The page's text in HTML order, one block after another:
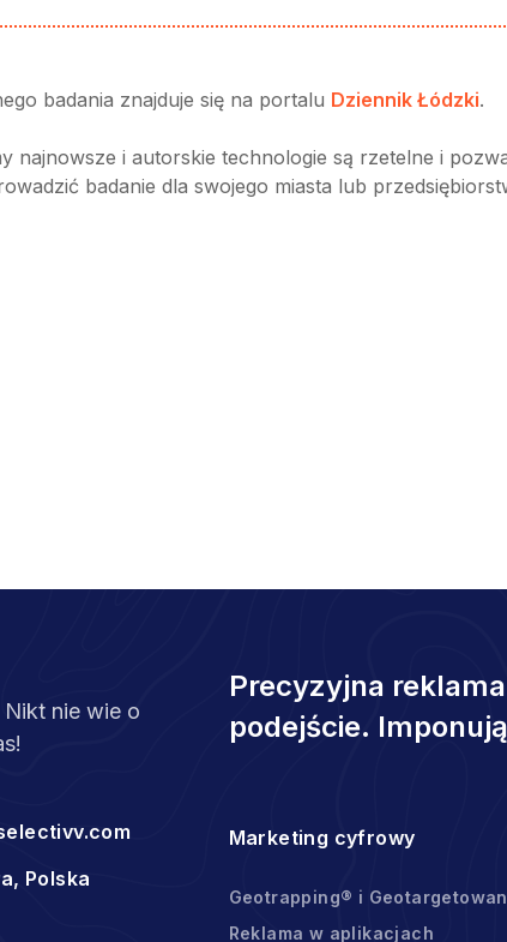
badania znajduje się na portalu Dziennik Łódzki.
najnowsze i autorskie technologie są rzetelne i
badanie dla swojego miasta lub
nie wie o
Polska
Precyzyjna
podejście.
Marketing cyfrowy
Geotrapping® i
Reklama w aplikacjach